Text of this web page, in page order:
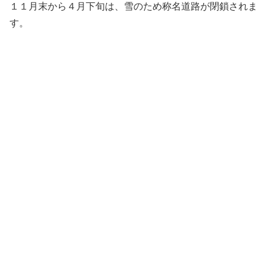
１１月末から４月下旬は、雪のため称名道路が閉鎖されま
す。